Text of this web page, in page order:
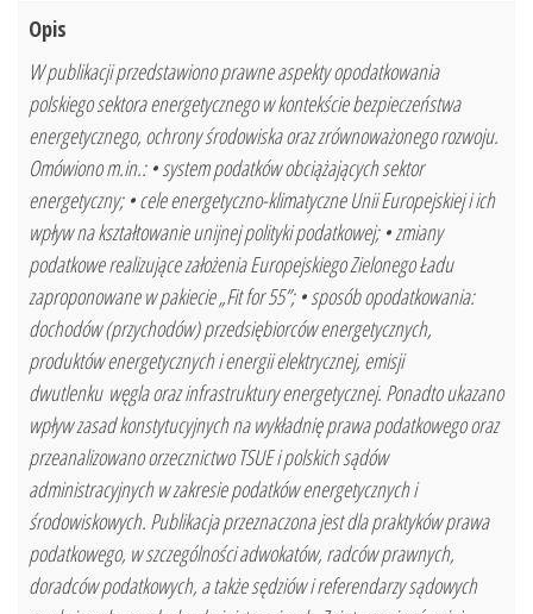
Opis
W publikacji przedstawiono prawne aspekty opodatkowania
polskiego sektora energetycznego w kontekście bezpieczeństwa
energetycznego, ochrony środowiska oraz zrównoważonego rozwoju.
Omówiono m.in.: • system podatków obciążających sektor
energetyczny; • cele energetyczno-klimatyczne Unii Europejskiej i ich
wpływ na kształtowanie unijnej polityki podatkowej; • zmiany
podatkowe realizujące założenia Europejskiego Zielonego Ładu
zaproponowane w pakiecie „Fit for 55”; • sposób opodatkowania:
dochodów (przychodów) przedsiębiorców energetycznych,
produktów energetycznych i energii elektrycznej, emisji
dwutlenku węgla oraz infrastruktury energetycznej. Ponadto ukazano
wpływ zasad konstytucyjnych na wykładnię prawa podatkowego oraz
przeanalizowano orzecznictwo TSUE i polskich sądów
administracyjnych w zakresie podatków energetycznych i
środowiskowych. Publikacja przeznaczona jest dla praktyków prawa
podatkowego, w szczególności adwokatów, radców prawnych,
doradców podatkowych, a także sędziów i referendarzy sądowych